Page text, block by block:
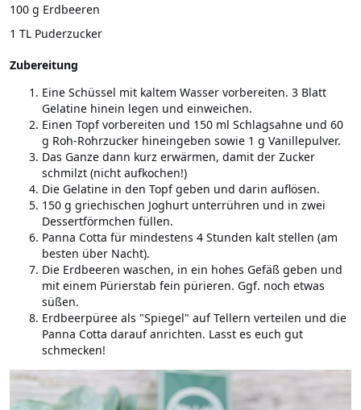
100 g Erdbeeren
1 TL Puderzucker
Zubereitung
Eine Schüssel mit kaltem Wasser vorbereiten. 3 Blatt
Gelatine hinein legen und einweichen.
Einen Topf vorbereiten und 150 ml Schlagsahne und 60
g Roh-Rohrzucker hineingeben sowie 1 g Vanillepulver.
Das Ganze dann kurz erwärmen, damit der Zucker
schmilzt (nicht aufkochen!)
Die Gelatine in den Topf geben und darin auflösen.
150 g griechischen Joghurt unterrühren und in zwei
Dessertförmchen füllen.
Panna Cotta für mindestens 4 Stunden kalt stellen (am
besten über Nacht).
Die Erdbeeren waschen, in ein hohes Gefäß geben und
mit einem Pürierstab fein pürieren. Ggf. noch etwas
süßen.
Erdbeerpüree als "Spiegel" auf Tellern verteilen und die
Panna Cotta darauf anrichten. Lasst es euch gut
schmecken!